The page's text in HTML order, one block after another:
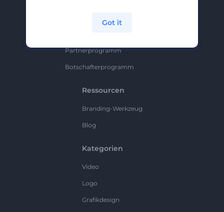
Partnerprogramm
Botschafterprogramm
Ressourcen
Branding-Werkzeug
Blog
Kategorien
Video
Logo
Grafikdesign
Got it